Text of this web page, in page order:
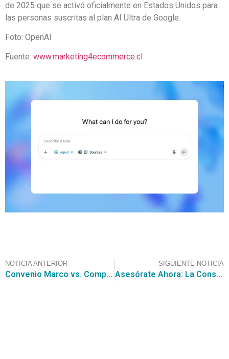
de 2025 que se activó oficialmente en Estados Unidos para
las personas suscritas al plan AI Ultra de Google.
Foto: OpenAI
Fuente: www.marketing4ecommerce.cl
NOTICIA ANTERIOR
Convenio Marco vs. Compra Ágil: Comportamiento de las Compras en Rubros de Aseo
SIGUIENTE NOTICIA
Asesórate Ahora: La Consultora CGCE te invita a conocer la Cotización para el SERVICIO NACIONAL DE ADUANAS denominada “Análisis, Diseño, Construcción y Despliegue Productivo de Sistema de Trazabilidad de Mercancias”, por un valor estimado de UF 6.060